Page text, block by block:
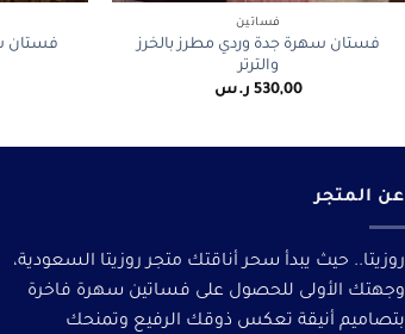
فساتين
فستان سهرة جدة وردي مطرز بالخرز
والترتر
530,00 ر.س
فستان
عن المتجر
روزيتا.. حيث يبدأ سحر أناقتك متجر روزيتا السعودية،
وجهتك الأولى للحصول على فساتين سهرة فاخرة
بتصاميم أنيقة تعكس ذوقك الرفيع وتمنحك